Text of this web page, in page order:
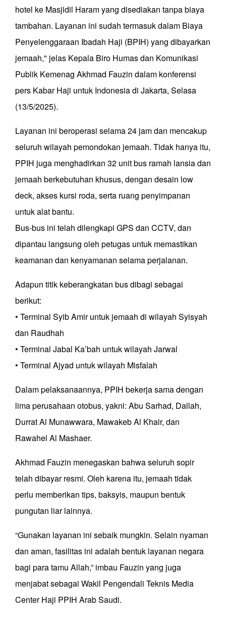
hotel ke Masjidil Haram yang disediakan tanpa biaya
tambahan. Layanan ini sudah termasuk dalam Biaya
Penyelenggaraan Ibadah Haji (BPIH) yang dibayarkan
jemaah," jelas Kepala Biro Humas dan Komunikasi
Publik Kemenag Akhmad Fauzin dalam konferensi
pers Kabar Haji untuk Indonesia di Jakarta, Selasa
(13/5/2025).
Layanan ini beroperasi selama 24 jam dan mencakup
seluruh wilayah pemondokan jemaah. Tidak hanya itu,
PPIH juga menghadirkan 32 unit bus ramah lansia dan
jemaah berkebutuhan khusus, dengan desain low
deck, akses kursi roda, serta ruang penyimpanan
untuk alat bantu.
Bus-bus ini telah dilengkapi GPS dan CCTV, dan
dipantau langsung oleh petugas untuk memastikan
keamanan dan kenyamanan selama perjalanan.
Adapun titik keberangkatan bus dibagi sebagai
berikut:
• Terminal Syib Amir untuk jemaah di wilayah Syisyah
dan Raudhah
• Terminal Jabal Ka’bah untuk wilayah Jarwal
• Terminal Ajyad untuk wilayah Misfalah
Dalam pelaksanaannya, PPIH bekerja sama dengan
lima perusahaan otobus, yakni: Abu Sarhad, Dallah,
Durrat Al Munawwara, Mawakeb Al Khair, dan
Rawahel Al Mashaer.
Akhmad Fauzin menegaskan bahwa seluruh sopir
telah dibayar resmi. Oleh karena itu, jemaah tidak
perlu memberikan tips, baksyis, maupun bentuk
pungutan liar lainnya.
“Gunakan layanan ini sebaik mungkin. Selain nyaman
dan aman, fasilitas ini adalah bentuk layanan negara
bagi para tamu Allah,” imbau Fauzin yang juga
menjabat sebagai Wakil Pengendali Teknis Media
Center Haji PPIH Arab Saudi.